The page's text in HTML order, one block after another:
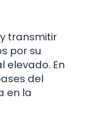
transmitir
por su
elevado. En
del
en la